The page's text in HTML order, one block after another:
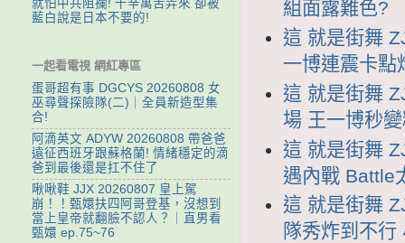
組面露難色?
這 就是街舞
一博連震卡點
這 就是街舞
場 王一博秒
這 就是街舞
遇內戰 Battle
這 就是街舞
隊秀炸到不
就怕中共阻攔! 千辛萬苦弄來 卻被
藍白說是日本不要的!
一起看電視 網紅專區
蛋哥超有事 DGCYS 20260808 女
巫尋聲探險隊(二)｜全員新造型集
合!
阿滴英文 ADYW 20260808 帶爸爸
遠征西班牙跟蘇格蘭! 情緒穩定的滴
爸到最後還是扛不住了
啾啾鞋 JJX 20260807 皇上駕
崩！！甄嬛扶四阿哥登基，沒想到
當上皇帝就翻臉不認人？｜直男看
甄嬛 ep.75~76